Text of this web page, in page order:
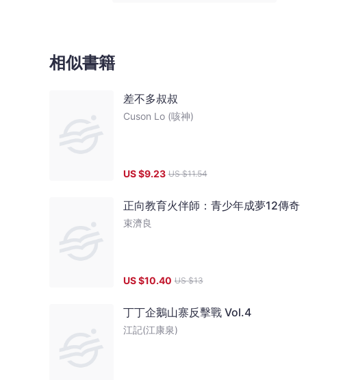
相似書籍
差不多叔叔
Cuson Lo (咳神)
US $9.23 US $11.54
正向教育火伴師：青少年成夢12傳奇
束濟良
US $10.40 US $13
丁丁企鵝山寨反擊戰 Vol.4
江記(江康泉)